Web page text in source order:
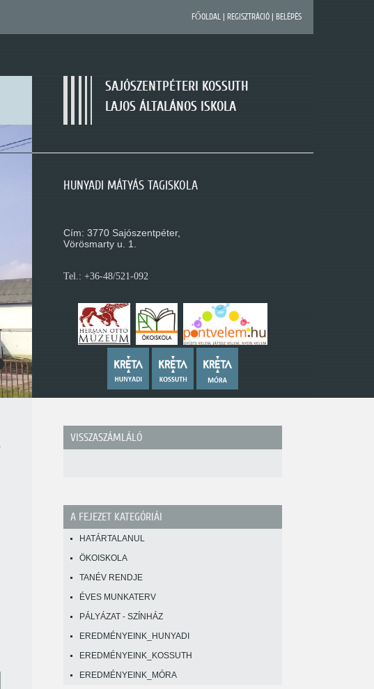
FŐOLDAL REGISZTRÁCIÓ BELÉPÉS
SAJÓSZENTPÉTERI KOSSUTH
LAJOS ÁLTALÁNOS ISKOLA
SAJÓSZENTPÉTERI KOSSUTH LAJOS ÁLTALÁNOS
Cím: 3770 Sajószentpéter,
Kossuth L. út 195.
Tel.: +36-48/521-088
HUNYADI MÁTYÁS TAGISKOLA
Cím: 3770 Sajószentpéter,
Vörösmarty u. 1.
Tel.: +36-48/521-092
MÓRA FERENC TAGISKOLA
Cím: 3770 Sajószentpéter,
Móra Ferenc u. 1.
Tel.: +36-48/521-080
3
VISSZASZÁMLÁLÓ
A FEJEZET KATEGÓRIÁI
HATÁRTALANUL
ÖKOISKOLA
TANÉV RENDJE
ÉVES MUNKATERV
PÁLYÁZAT - SZÍNHÁZ
EREDMÉNYEINK_HUNYADI
EREDMÉNYEINK_KOSSUTH
EREDMÉNYEINK_MÓRA